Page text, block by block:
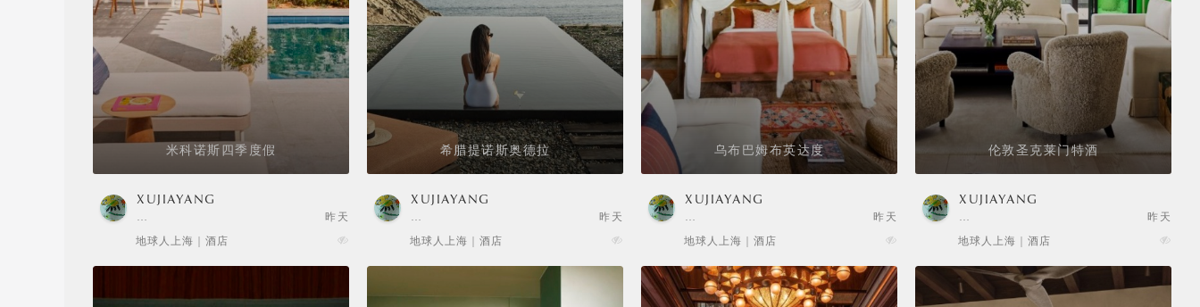
米科诺斯四季度假
XUJIAYANG
…
昨天
地球人上海 | 酒店
希腊提诺斯奥德拉
XUJIAYANG
…
昨天
地球人上海 | 酒店
乌布巴姆布英达度
XUJIAYANG
…
昨天
地球人上海 | 酒店
伦敦圣克莱门特酒
XUJIAYANG
…
昨天
地球人上海 | 酒店